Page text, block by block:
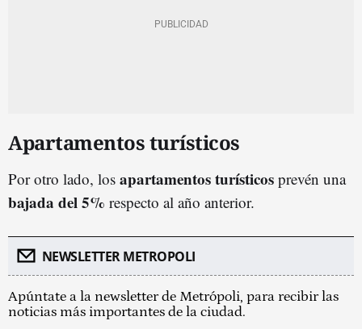
Apartamentos turísticos
Por otro lado, los apartamentos turísticos prevén una
bajada del 5% respecto al año anterior.
NEWSLETTER METROPOLI
Apúntate a la newsletter de Metrópoli, para recibir las
noticias más importantes de la ciudad.